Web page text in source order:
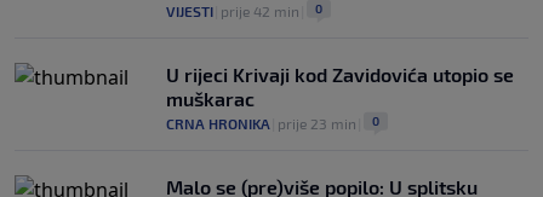
VIJESTI prije 42 min 0
U rijeci Krivaji kod Zavidovića utopio se
muškarac
CRNA HRONIKA prije 23 min 0
Malo se (pre)više popilo: U splitsku